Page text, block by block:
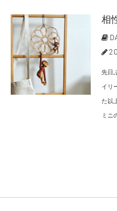
相
先日
イリ
た以
ミニ